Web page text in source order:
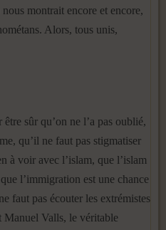
montrait encore et encore,
Alors, tous unis,
sûr qu’on ne l’a pas oublié,
qu’il ne faut pas stigmatiser
à voir avec l’islam, que l’islam
l’immigration est une chance
faut pas écouter les extrémistes
Valls, le véritable